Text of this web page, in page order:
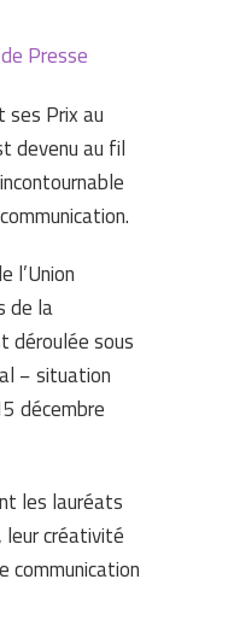
Presse
ses Prix au
devenu au fil
l’Union
de la
déroulée sous
− situation
décembre
les lauréats
leur créativité
communication